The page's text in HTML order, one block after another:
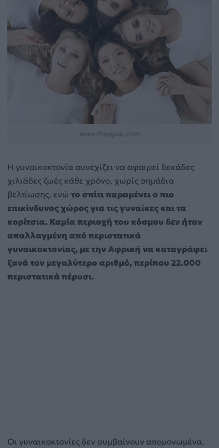
Η γυναικοκτονία συνεχίζει να αφαιρεί δεκάδες
χιλιάδες ζωές κάθε χρόνο, χωρίς σημάδια
βελτίωσης, ενώ το σπίτι παραμένει ο πιο
επικίνδυνος χώρος για τις γυναίκες και τα
κορίτσια. Καμία περιοχή του κόσμου δεν ήταν
απαλλαγμένη από περιστατικά
γυναικοκτονίας, με την Αφρική να καταγράφει
ξανά τον μεγαλύτερο αριθμό, περίπου 22.000
περιστατικά πέρυσι.
Οι γυναικοκτονίες δεν συμβαίνουν απομονωμένα.